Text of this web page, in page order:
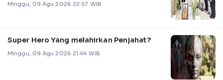
Minggu, 09 Agu 2026 22:57 WIB
Super Hero Yang melahirkan Penjahat?
Minggu, 09 Agu 2026 21:44 WIB